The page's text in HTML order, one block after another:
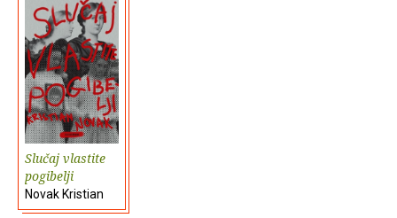
Slučaj vlastite
pogibelji
Novak Kristian